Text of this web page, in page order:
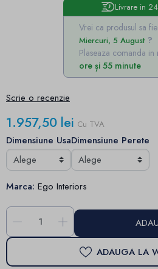
Livrare in
Vrei ca produsul sa
Miercuri, 5 August
Plaseaza comanda in
ore și 55 minute
Scrie o recenzie
1.957,50 lei Cu TVA
Dimensiune UsaDimensiune Perete
Marca: Ego Interiors
- +
ADAUGA LA